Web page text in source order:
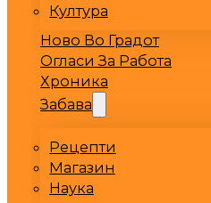
Култура
Ново Во Градот
Огласи За Работа
Хроника
Забава
Рецепти
Магазин
Наука